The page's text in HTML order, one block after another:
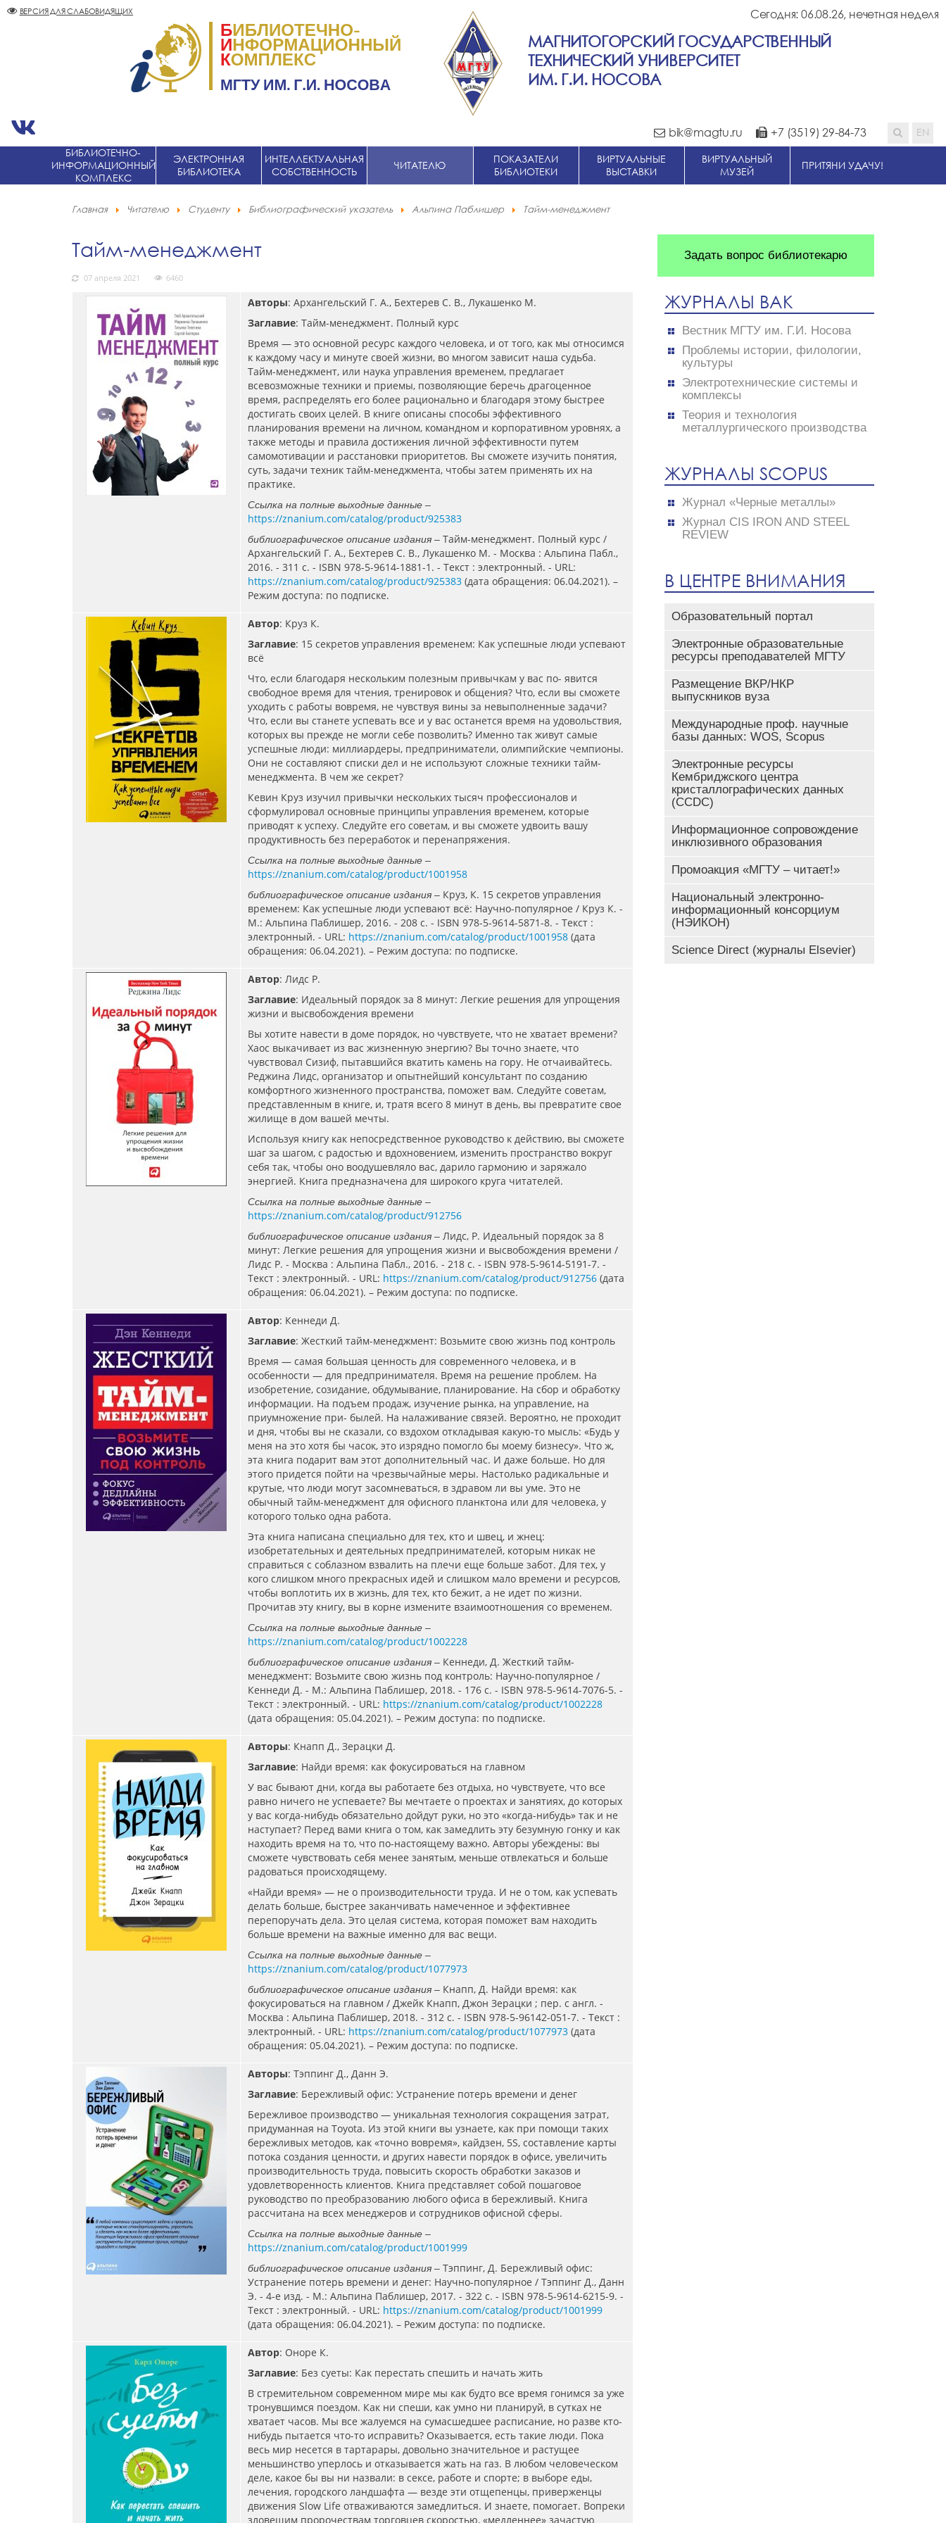
Сегодня: 06.08.26, нечетная неделя
ВЕРСИЯ ДЛЯ СЛАБОВИДЯЩИХ
МАГНИТОГОРСКИЙ ГОСУДАРСТВЕННЫЙ
ТЕХНИЧЕСКИЙ УНИВЕРСИТЕТ
ИМ. Г.И. НОСОВА
bik@magtu.ru +7 (3519) 29-84-73
БИБЛИОТЕЧНО-
ИНФОРМАЦИОННЫЙ
КОМПЛЕКС
ЭЛЕКТРОННАЯ
БИБЛИОТЕКА
ИНТЕЛЛЕКТУАЛЬНАЯ
СОБСТВЕННОСТЬ
ЧИТАТЕЛЮ
ПОКАЗАТЕЛИ
БИБЛИОТЕКИ
ВИРТУАЛЬНЫЕ
ВЫСТАВКИ
ВИРТУАЛЬНЫЙ
МУЗЕЙ
ПРИТЯНИ УДАЧУ!
Главная Читателю Студенту Библиографический указатель Альпина Паблишер Тайм-менеджмент
Тайм-менеджмент
07 апреля 2021 6460
Авторы: Архангельский Г. А., Бехтерев С. В., Лукашенко М.
Заглавие: Тайм-менеджмент. Полный курс
Время — это основной ресурс каждого человека, и от того, как мы относимся
к каждому часу и минуте своей жизни, во многом зависит наша судьба.
Тайм-менеджмент, или наука управления временем, предлагает
всевозможные техники и приемы, позволяющие беречь драгоценное
время, распределять его более рационально и благодаря этому быстрее
достигать своих целей. В книге описаны способы эффективного
планирования времени на личном, командном и корпоративном уровнях, а
также методы и правила достижения личной эффективности путем
самомотивации и расстановки приоритетов. Вы сможете изучить понятия,
суть, задачи техник тайм-менеджмента, чтобы затем применять их на
практике.
Ссылка на полные выходные данные –
https://znanium.com/catalog/product/925383
библиографическое описание издания – Тайм-менеджмент. Полный курс /
Архангельский Г. А., Бехтерев С. В., Лукашенко М. - Москва : Альпина Пабл.,
2016. - 311 с. - ISBN 978-5-9614-1881-1. - Текст : электронный. - URL:
https://znanium.com/catalog/product/925383 (дата обращения: 06.04.2021). –
Режим доступа: по подписке.
Автор: Круз К.
Заглавие: 15 секретов управления временем: Как успешные люди успевают
всё
Что, если благодаря нескольким полезным привычкам у вас по- явится
свободное время для чтения, тренировок и общения? Что, если вы сможете
уходить с работы вовремя, не чувствуя вины за невыполненные задачи?
Что, если вы станете успевать все и у вас останется время на удовольствия,
которых вы прежде не могли себе позволить? Именно так живут самые
успешные люди: миллиардеры, предприниматели, олимпийские чемпионы.
Они не составляют списки дел и не используют сложные техники тайм-
менеджмента. В чем же секрет?
Кевин Круз изучил привычки нескольких тысяч профессионалов и
сформулировал основные принципы управления временем, которые
приводят к успеху. Следуйте его советам, и вы сможете удвоить вашу
продуктивность без переработок и перенапряжения.
Ссылка на полные выходные данные –
https://znanium.com/catalog/product/1001958
библиографическое описание издания – Круз, К. 15 секретов управления
временем: Как успешные люди успевают всё: Научно-популярное / Круз К. -
М.: Альпина Паблишер, 2016. - 208 с. - ISBN 978-5-9614-5871-8. - Текст :
электронный. - URL: https://znanium.com/catalog/product/1001958 (дата
обращения: 06.04.2021). – Режим доступа: по подписке.
Автор: Лидс Р.
Заглавие: Идеальный порядок за 8 минут: Легкие решения для упрощения
жизни и высвобождения времени
Вы хотите навести в доме порядок, но чувствуете, что не хватает времени?
Хаос выкачивает из вас жизненную энергию? Вы точно знаете, что
чувствовал Сизиф, пытавшийся вкатить камень на гору. Не отчаивайтесь.
Реджина Лидс, организатор и опытнейший консультант по созданию
комфортного жизненного пространства, поможет вам. Следуйте советам,
представленным в книге, и, тратя всего 8 минут в день, вы превратите свое
жилище в дом вашей мечты.
Используя книгу как непосредственное руководство к действию, вы сможете
шаг за шагом, с радостью и вдохновением, изменить пространство вокруг
себя так, чтобы оно воодушевляло вас, дарило гармонию и заряжало
энергией. Книга предназначена для широкого круга читателей.
Ссылка на полные выходные данные –
https://znanium.com/catalog/product/912756
библиографическое описание издания – Лидс, Р. Идеальный порядок за 8
минут: Легкие решения для упрощения жизни и высвобождения времени /
Лидс Р. - Москва : Альпина Пабл., 2016. - 218 с. - ISBN 978-5-9614-5191-7. -
Текст : электронный. - URL: https://znanium.com/catalog/product/912756 (дата
обращения: 06.04.2021). – Режим доступа: по подписке.
Автор: Кеннеди Д.
Заглавие: Жесткий тайм-менеджмент: Возьмите свою жизнь под контроль
Время — самая большая ценность для современного человека, и в
особенности — для предпринимателя. Время на решение проблем. На
изобретение, созидание, обдумывание, планирование. На сбор и обработку
информации. На подъем продаж, изучение рынка, на управление, на
приумножение при- былей. На налаживание связей. Вероятно, не проходит
и дня, чтобы вы не сказали, со вздохом откладывая какую-то мысль: «Будь у
меня на это хотя бы часок, это изрядно помогло бы моему бизнесу». Что ж,
эта книга подарит вам этот дополнительный час. И даже больше. Но для
этого придется пойти на чрезвычайные меры. Настолько радикальные и
крутые, что люди могут засомневаться, в здравом ли вы уме. Это не
обычный тайм-менеджмент для офисного планктона или для человека, у
которого только одна работа.
Эта книга написана специально для тех, кто и швец, и жнец:
изобретательных и деятельных предпринимателей, которым никак не
справиться с соблазном взвалить на плечи еще больше забот. Для тех, у
кого слишком много прекрасных идей и слишком мало времени и ресурсов,
чтобы воплотить их в жизнь, для тех, кто бежит, а не идет по жизни.
Прочитав эту книгу, вы в корне измените взаимоотношения со временем.
Ссылка на полные выходные данные –
https://znanium.com/catalog/product/1002228
библиографическое описание издания – Кеннеди, Д. Жесткий тайм-
менеджмент: Возьмите свою жизнь под контроль: Научно-популярное /
Кеннеди Д. - М.: Альпина Паблишер, 2018. - 176 с. - ISBN 978-5-9614-7076-5. -
Текст : электронный. - URL: https://znanium.com/catalog/product/1002228
(дата обращения: 05.04.2021). – Режим доступа: по подписке.
Авторы: Кнапп Д., Зерацки Д.
Заглавие: Найди время: как фокусироваться на главном
У вас бывают дни, когда вы работаете без отдыха, но чувствуете, что все
равно ничего не успеваете? Вы мечтаете о проектах и занятиях, до которых
у вас когда-нибудь обязательно дойдут руки, но это «когда-нибудь» так и не
наступает? Перед вами книга о том, как замедлить эту безумную гонку и как
находить время на то, что по-настоящему важно. Авторы убеждены: вы
сможете чувствовать себя менее занятым, меньше отвлекаться и больше
радоваться происходящему.
«Найди время» — не о производительности труда. И не о том, как успевать
делать больше, быстрее заканчивать намеченное и эффективнее
перепоручать дела. Это целая система, которая поможет вам находить
больше времени на важные именно для вас вещи.
Ссылка на полные выходные данные –
https://znanium.com/catalog/product/1077973
библиографическое описание издания – Кнапп, Д. Найди время: как
фокусироваться на главном / Джейк Кнапп, Джон Зерацки ; пер. с англ. -
Москва : Альпина Паблишер, 2018. - 312 с. - ISBN 978-5-96142-051-7. - Текст :
электронный. - URL: https://znanium.com/catalog/product/1077973 (дата
обращения: 05.04.2021). – Режим доступа: по подписке.
Авторы: Тэппинг Д., Данн Э.
Заглавие: Бережливый офис: Устранение потерь времени и денег
Бережливое производство — уникальная технология сокращения затрат,
придуманная на Toyota. Из этой книги вы узнаете, как при помощи таких
бережливых методов, как «точно вовремя», кайдзен, 5S, составление карты
потока создания ценности, и других навести порядок в офисе, увеличить
производительность труда, повысить скорость обработки заказов и
удовлетворенность клиентов. Книга представляет собой пошаговое
руководство по преобразованию любого офиса в бережливый. Книга
рассчитана на всех менеджеров и сотрудников офисной сферы.
Ссылка на полные выходные данные –
https://znanium.com/catalog/product/1001999
библиографическое описание издания – Тэппинг, Д. Бережливый офис:
Устранение потерь времени и денег: Научно-популярное / Тэппинг Д., Данн
Э. - 4-е изд. - М.: Альпина Паблишер, 2017. - 322 с. - ISBN 978-5-9614-6215-9. -
Текст : электронный. - URL: https://znanium.com/catalog/product/1001999
(дата обращения: 06.04.2021). – Режим доступа: по подписке.
Автор: Оноре К.
Заглавие: Без суеты: Как перестать спешить и начать жить
В стремительном современном мире мы как будто все время гонимся за уже
тронувшимся поездом. Как ни спеши, как умно ни планируй, в сутках не
хватает часов. Мы все жалуемся на сумасшедшее расписание, но разве кто-
нибудь пытается что-то исправить? Оказывается, есть такие люди. Пока
весь мир несется в тартарары, довольно значительное и растущее
меньшинство уперлось и отказывается жать на газ. В любом человеческом
деле, какое бы вы ни назвали: в сексе, работе и спорте; в выборе еды,
лечения, городского ландшафта — везде эти отщепенцы, приверженцы
движения Slow Life отваживаются замедлиться. И знаете, помогает. Вопреки
зловещим пророчествам торговцев скоростью, «медленнее» зачастую
Задать вопрос библиотекарю
ЖУРНАЛЫ ВАК
Вестник МГТУ им. Г.И. Носова
Проблемы истории, филологии,
культуры
Электротехнические системы и
комплексы
Теория и технология
металлургического производства
ЖУРНАЛЫ SCOPUS
Журнал «Черные металлы»
Журнал CIS IRON AND STEEL
REVIEW
В ЦЕНТРЕ ВНИМАНИЯ
Образовательный портал
Электронные образовательные
ресурсы преподавателей МГТУ
Размещение ВКР/НКР
выпускников вуза
Международные проф. научные
базы данных: WOS, Scopus
Электронные ресурсы
Кембриджского центра
кристаллографических данных
(CCDC)
Информационное сопровождение
инклюзивного образования
Промоакция «МГТУ – читает!»
Национальный электронно-
информационный консорциум
(НЭИКОН)
Science Direct (журналы Elsevier)